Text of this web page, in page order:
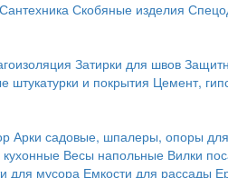
Сантехника Скобяные изделия
Затирки для швов
штукатурки и покрытия Цемент,
Арки садовые, шпалеры, опоры
Весы напольные Вилки
для мусора Емкости для рассады